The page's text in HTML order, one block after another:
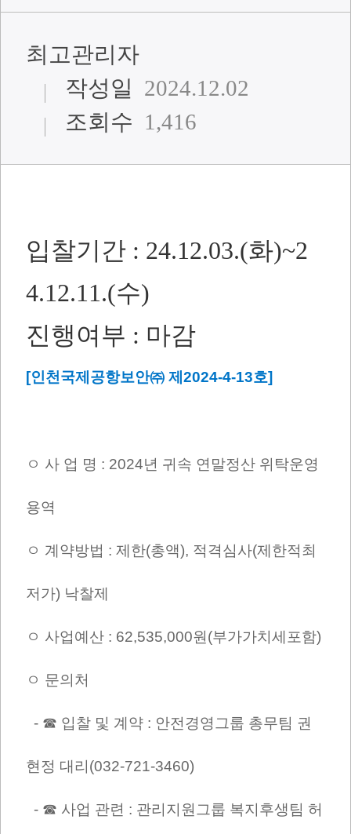
최고관리자
작성일 2024.12.02
조회수 1,416
입찰기간 : 24.12.03.(화)~2
4.12.11.(수)
진행여부 : 마감
[인천국제공항보안㈜ 제2024-4-13호]
ㅇ 사 업 명 : 2024년 귀속 연말정산 위탁운영
용역
ㅇ 계약방법 : 제한(총액), 적격심사(제한적최
저가) 낙찰제
ㅇ 사업예산 : 62,535,000원(부가가치세포함)
ㅇ 문의처
- ☎ 입찰 및 계약 : 안전경영그룹 총무팀 권
현정 대리(032-721-3460)
- ☎ 사업 관련 : 관리지원그룹 복지후생팀 허